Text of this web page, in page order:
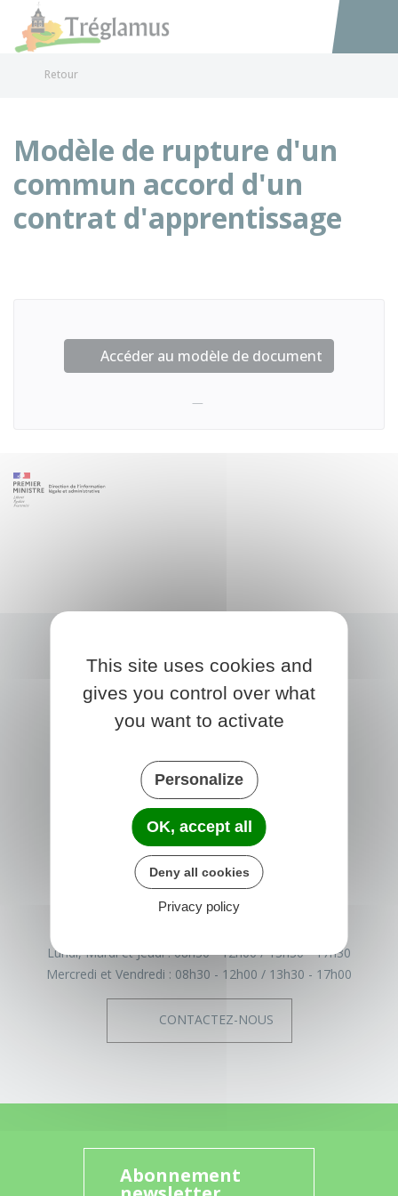
Accéder
Retour
Modèle de rupture d'un
commun accord d'un
contrat d'apprentissage
Accéder au modèle de document
TRÉGLAMUS
15 rue de la Mairie
22540 Tréglamus
France
02 96 43 17 93
Lundi, Mardi et Jeudi :08h30 - 12h00
13h30 - 17h30
Mercredi et Vendredi : 08h30 - 12h00 13h30 - 17h00
CONTACTEZ-NOUS
Abonnement
This site uses cookies and
gives you control over what
you want to activate
Personalize
OK, accept all
Deny all cookies
Privacy policy